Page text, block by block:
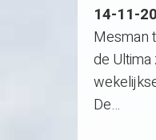
14-11-
Mesman
de
De…